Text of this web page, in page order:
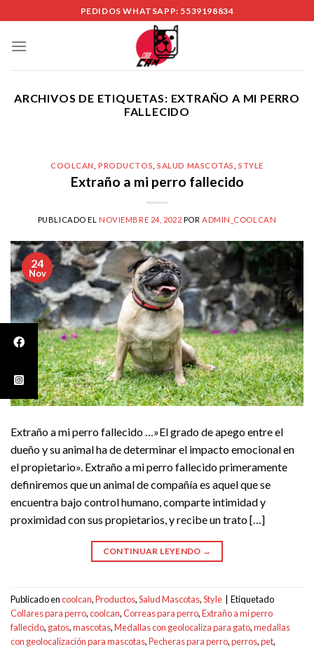
to
content
PEDIDOS WHATSAPP: 5539198834
ARCHIVOS DE ETIQUETAS: EXTRAÑO A MI PERRO
FALLECIDO
COOLCAN ,PRODUCTOS ,SALUD MASCOTAS ,STYLE
Extraño a mi perro fallecido
PUBLICADO EL NOVIEMBRE 24, 2022 POR ADMIN_COOLCAN
24
Nov
Extraño a mi perro fallecido …»El grado de apego entre el
dueño y su animal ha de determinar el impacto emocional en
el propietario». Extraño a mi perro fallecido primeramente
definiremos que un animal de compañía es aquel que se
encuentra bajo control humano, comparte intimidad y
proximidad con sus propietarios, y recibe un trato […]
CONTINUAR LEYENDO →
Publicado encoolcan,Productos,Salud Mascotas,Style
Etiquetado
Collares para perro,coolcan,Correas para perro,Extraño a mi perro
fallecido, gatos,mascotas,Medallas con geolocaliza para gato,medallas
con geolocalización para mascotas,Pecheras para perro,perros,pet,